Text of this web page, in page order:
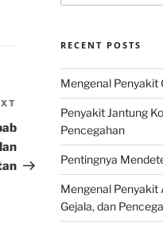
Post
RECENT POSTS
Mengenal Penyakit
Penyakit Jantung
Pencegahan
Pentingnya
Mengenal Penyakit
Gejala, dan